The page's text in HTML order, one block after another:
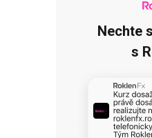
Nechte
s